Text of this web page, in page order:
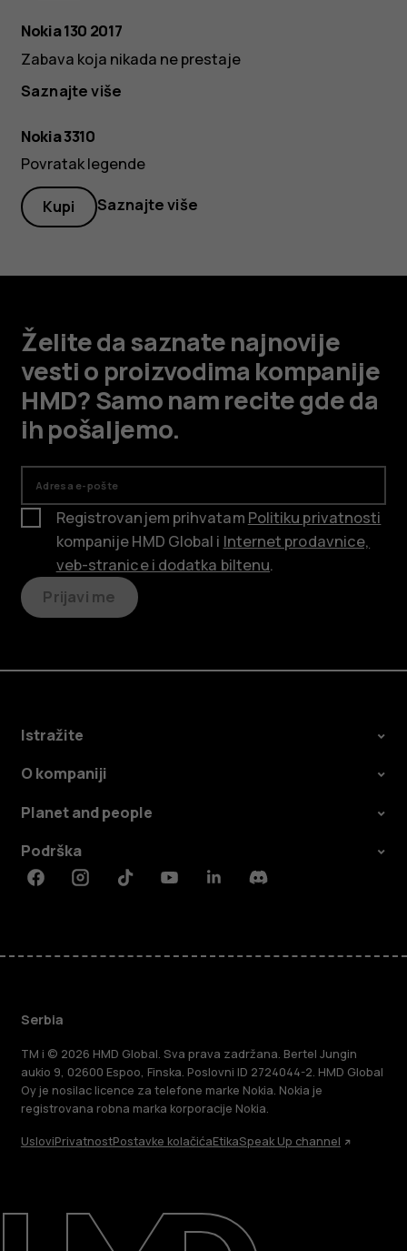
O kompaniji
Nokia 130 2017
Zabava koja nikada ne prestaje
Saznajte više
Nokia 3310
Povratak legende
Kupi Saznajte više
Želite da saznate najnovije
vesti o proizvodima kompanije
HMD? Samo nam recite gde da
ih pošaljemo.
Adresa e-pošte
Registrovanjem prihvatam Politiku privatnosti
kompanije HMD Global i Internet prodavnice,
veb-stranice i dodatka biltenu.
Prijavi me
Istražite
O kompaniji
Planet and people
Podrška
FacebookInstagramTiktokYoutubeLinkedinDiscord
Serbia
TM i © 2026 HMD Global. Sva prava zadržana. Bertel Jungin
aukio 9, 02600 Espoo, Finska. Poslovni ID 2724044-2. HMD Global
Oy je nosilac licence za telefone marke Nokia. Nokia je
registrovana robna marka korporacije Nokia.
UsloviPrivatnostPostavke kolačićaEtikaSpeak Up channel